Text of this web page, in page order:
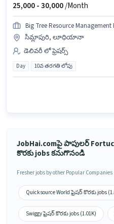
25,000 -30,000/Month
Big Tree Resource
సిమ్లాపురి, లూధియానా
డెలివరీ లో ఫ్రెషర్స్
Day 10వ తరగతి లోపు
JobHai.comపై పాపులర్
కొరకు jobs కనుగొనండి
Fresher jobs by other Popular Companies
Quicksource World ఫ్రెషర్ కొరకు jobs
Swiggy ఫ్రెషర్ కొరకు jobs (1.01K)